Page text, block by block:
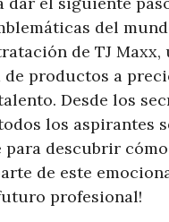
del
de TJ
de productos a
Desde los
los aspirantes
para descubrir
de este
profesional!